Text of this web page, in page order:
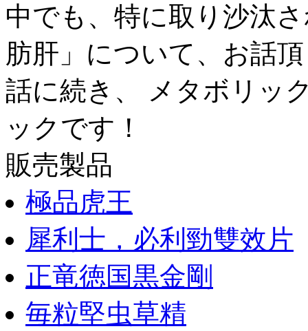
中でも、特に取り沙汰
肪肝」について、お話
話に続き、 メタボリッ
ックです！
販売製品
極品虎王
犀利士，必利勁雙效片
正竜徳国黒金剛
毎粒堅虫草精